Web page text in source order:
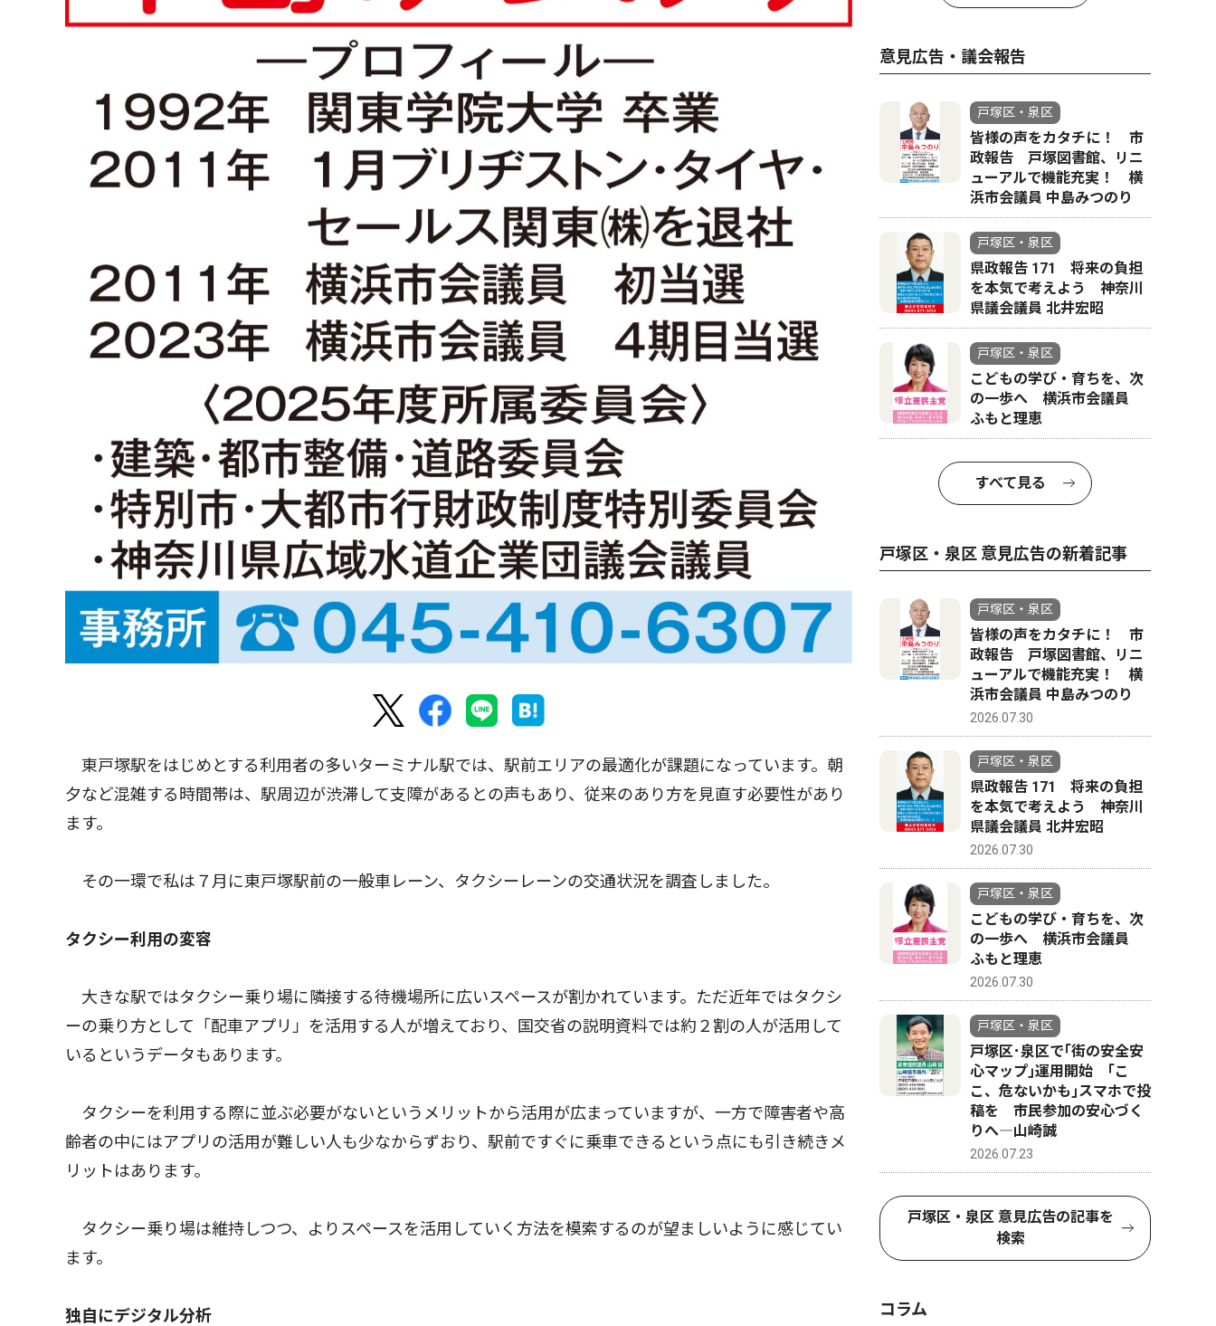
東戸塚駅をはじめとする利用者の多いターミナル駅では、駅前エリアの最適化が課題になっています。朝
夕など混雑する時間帯は、駅周辺が渋滞して支障があるとの声もあり、従来のあり方を見直す必要性があり
ます。
その一環で私は７月に東戸塚駅前の一般車レーン、タクシーレーンの交通状況を調査しました。
タクシー利用の変容
大きな駅ではタクシー乗り場に隣接する待機場所に広いスペースが割かれています。ただ近年ではタクシ
ーの乗り方として「配車アプリ」を活用する人が増えており、国交省の説明資料では約２割の人が活用して
いるというデータもあります。
タクシーを利用する際に並ぶ必要がないというメリットから活用が広まっていますが、一方で障害者や高
齢者の中にはアプリの活用が難しい人も少なからずおり、駅前ですぐに乗車できるという点にも引き続きメ
リットはあります。
タクシー乗り場は維持しつつ、よりスペースを活用していく方法を模索するのが望ましいように感じてい
ます。
独自にデジタル分析
意見広告・議会報告
戸塚区・泉区
皆様の声をカタチに！ 市
政報告 戸塚図書館、リニ
ューアルで機能充実！ 横
浜市会議員 中島みつのり
戸塚区・泉区
県政報告 171 将来の負担
を本気で考えよう 神奈川
県議会議員 北井宏昭
戸塚区・泉区
こどもの学び・育ちを、次
の一歩へ 横浜市会議員
ふもと理恵
すべて見る
戸塚区・泉区 意見広告の新着記事
戸塚区・泉区
皆様の声をカタチに！ 市
政報告 戸塚図書館、リニ
ューアルで機能充実！ 横
浜市会議員 中島みつのり
2026.07.30
戸塚区・泉区
県政報告 171 将来の負担
を本気で考えよう 神奈川
県議会議員 北井宏昭
2026.07.30
戸塚区・泉区
こどもの学び・育ちを、次
の一歩へ 横浜市会議員
ふもと理恵
2026.07.30
戸塚区・泉区
戸塚区･泉区で｢街の安全安
心マップ｣運用開始 ｢こ
こ、危ないかも｣スマホで投
稿を 市民参加の安心づく
りへ―山崎誠
2026.07.23
戸塚区・泉区 意見広告の記事を
検索
コラム